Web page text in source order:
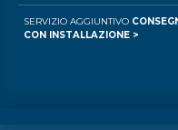
SERVIZIO AGGIUNTIVO
CON INSTALLAZIONE >